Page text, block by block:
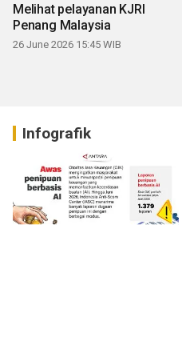
Melihat pelayanan KJRI
Penang Malaysia
26 June 2026 15:45 WIB
Infografik